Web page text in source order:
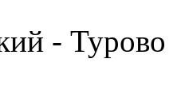
- Турово